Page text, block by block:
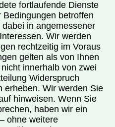
fortlaufende Dienste
betroffen
in angemessener
Wir werden
rechtzeitig im Voraus
gelten als von Ihnen
innerhalb von zwei
Widerspruch
erheben. Wir werden Sie
hinweisen. Wenn Sie
haben wir ein
ohne weitere